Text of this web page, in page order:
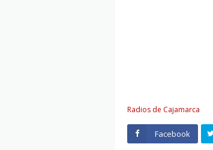
Radios de Cajamarca
Facebook